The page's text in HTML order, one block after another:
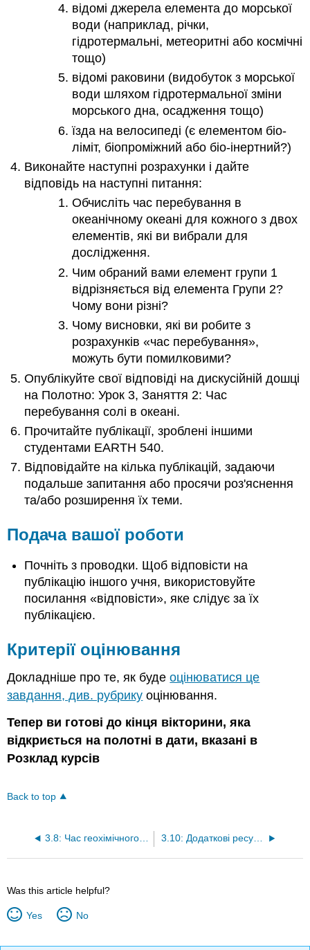
відомі джерела елемента до морської
води (наприклад, річки,
гідротермальні, метеоритні або космічні
тощо)
відомі раковини (видобуток з морської
води шляхом гідротермальної зміни
морського дна, осадження тощо)
їзда на велосипеді (є елементом біо-
ліміт, біопроміжний або біо-інертний?)
Виконайте наступні розрахунки і дайте
відповідь на наступні питання:
Обчисліть час перебування в
океанічному океані для кожного з двох
елементів, які ви вибрали для
дослідження.
Чим обраний вами елемент групи 1
відрізняється від елемента Групи 2?
Чому вони різні?
Чому висновки, які ви робите з
розрахунків «час перебування»,
можуть бути помилковими?
Опублікуйте свої відповіді на дискусійній дошці
на Полотно: Урок 3, Заняття 2: Час
перебування солі в океані.
Прочитайте публікації, зроблені іншими
студентами EARTH 540.
Відповідайте на кілька публікацій, задаючи
подальше запитання або просячи роз'яснення
та/або розширення їх теми.
Подача вашої роботи
Почніть з проводки. Щоб відповісти на
публікацію іншого учня, використовуйте
посилання «відповісти», яке слідує за їх
публікацією.
Критерії оцінювання
Докладніше про те, як будеоцінюватися це
завдання, див. рубрику оцінювання.
Тепер ви готові до кінця вікторини, яка
відкриється на полотні в дати, вказані в
Розклад курсів
Back to top
3.8: Час геохімічного перебування 3.10: Додаткові ресурси
Was this article helpful?
Yes No